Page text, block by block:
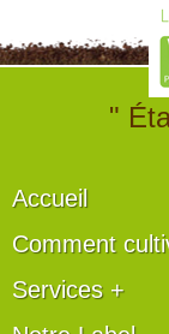
"
Accueil
Comment
Services +